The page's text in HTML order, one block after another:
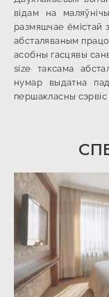
відам на
размяшчае ёмістай
абсталяваным
асобны гасцявы
size таксама
нумар выдатна
першакласны
Папярэдні слайд